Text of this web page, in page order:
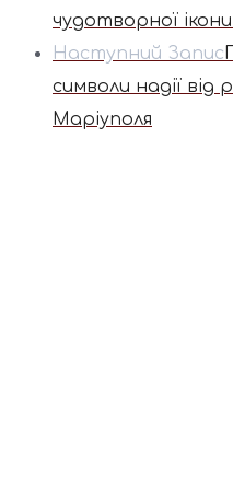
чудотворної
Наступний Запис
символи надії від
Маріуполя